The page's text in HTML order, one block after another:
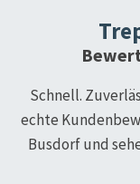
Schnell.
echte
Busdorfund